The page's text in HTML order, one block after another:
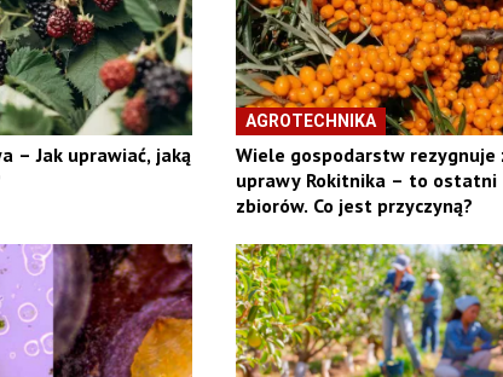
– Jak uprawiać, jaką
AGROTECHNIKA
Wiele gospodarstw rezygnuje
uprawy Rokitnika – to ostatni
zbiorów. Co jest przyczyną?